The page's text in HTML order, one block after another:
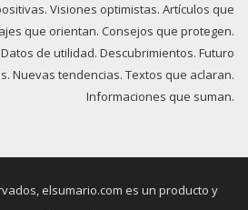
Visiones optimistas. Artículos que
que orientan. Consejos que protegen.
de utilidad. Descubrimientos. Futuro
Nuevas tendencias. Textos que aclaran.
Informaciones que suman.
elsumario.com es un producto y